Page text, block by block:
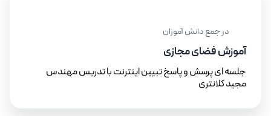
در جمع دانش آموزان
آموزش فضای مجازی
جلسه ای پرسش و پاسخ تبیین اینترنت با تدریس مهندس
مجید کلانتری